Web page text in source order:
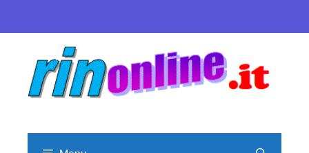
al
contenuto